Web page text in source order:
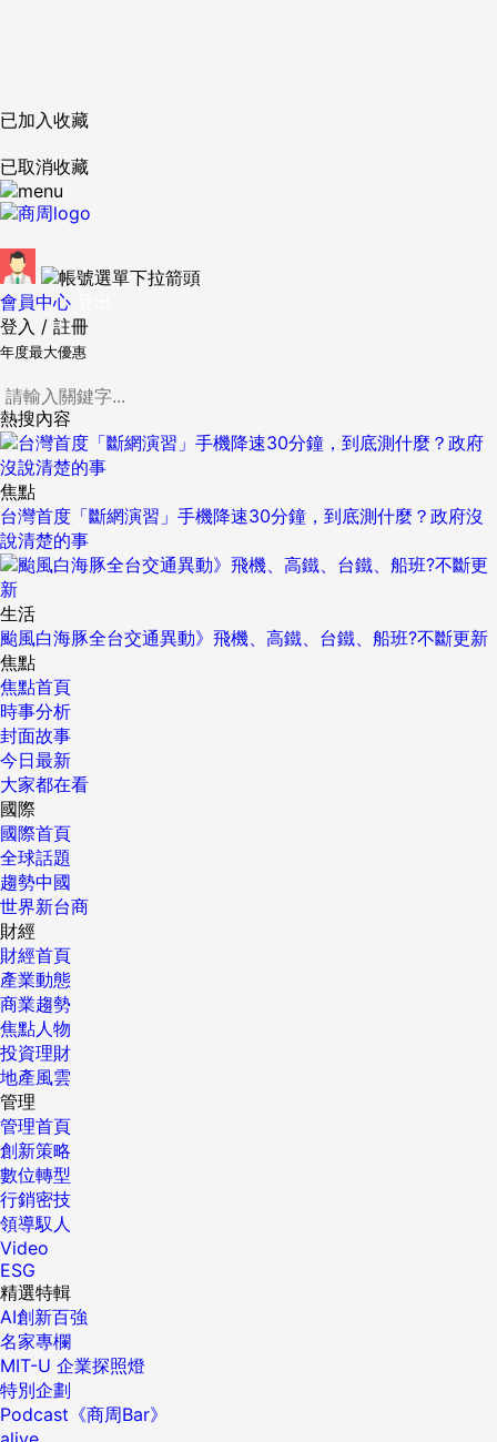
已加入收藏
已取消收藏
會員中心
登入 / 註冊
年度最大優惠
熱搜內容
焦點
台灣首度「斷網演習」手機降速30分鐘，到底測什麼？政府沒
說清楚的事
生活
颱風白海豚全台交通異動》飛機、高鐵、台鐵、船班?不斷更新
焦點
焦點首頁
時事分析
封面故事
今日最新
大家都在看
國際
國際首頁
全球話題
趨勢中國
世界新台商
財經
財經首頁
產業動態
商業趨勢
焦點人物
投資理財
地產風雲
管理
管理首頁
創新策略
數位轉型
行銷密技
領導馭人
Video
ESG
精選特輯
AI創新百強
名家專欄
MIT-U 企業探照燈
特別企劃
Podcast《商周Bar》